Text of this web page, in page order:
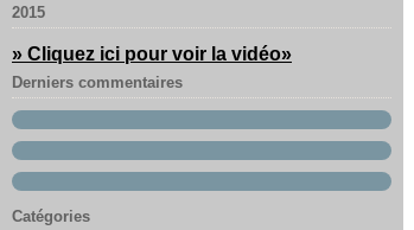
2015
» Cliquez ici pour voir la vidéo»
Derniers commentaires
Catégories